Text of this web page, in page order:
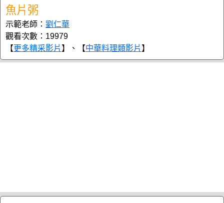
魚片粥
示範老師： 劉仁華
觀看次數：19979
【更多精采影片 】、【中華料理類影片 】